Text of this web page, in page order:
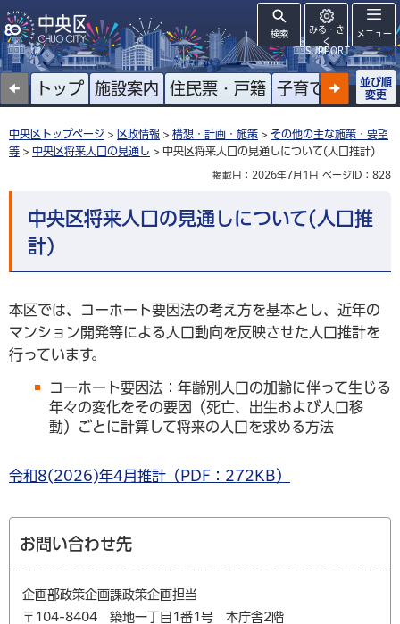
検索
みる・き
く
SUPPORT
メニュー
トップ 施設案内 住民票・戸籍 子育て 高齢者
並び順
変更
中央区トップページ > 区政情報 > 構想・計画・施策 > その他の主な施策・要望
等 > 中央区将来人口の見通し > 中央区将来人口の見通しについて(人口推計)
掲載日：2026年7月1日 ページID：828
中央区将来人口の見通しについて(人口推
計)
本区では、コーホート要因法の考え方を基本とし、近年の
マンション開発等による人口動向を反映させた人口推計を
行っています。
コーホート要因法：年齢別人口の加齢に伴って生じる
年々の変化をその要因（死亡、出生および人口移
動）ごとに計算して将来の人口を求める方法
令和8(2026)年4月推計（PDF：272KB）
お問い合わせ先
企画部政策企画課政策企画担当
〒104-8404 築地一丁目1番1号 本庁舎2階